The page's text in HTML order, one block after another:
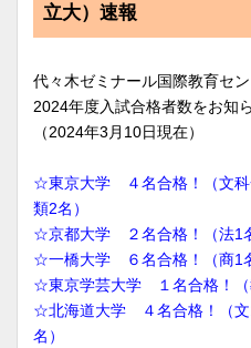
立大）速報
代々木ゼミナール国際教育セ
2024年度入試合格者数をお知
（2024年3月10日現在）
☆東京大学 ４名合格！（文科
類2名）
☆京都大学 ２名合格！（法1
☆一橋大学 ６名合格！（商1
☆東京学芸大学 １名合格！（
☆北海道大学 ４名合格！（文
名）